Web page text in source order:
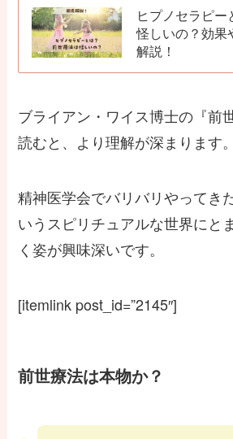
ヒプノセラピ
怪しいの？効果
解説！
ブライアン・ワイス博士の『前
読むと、より理解が深まります。
精神医学会でバリバリやってき
いうスピリチュアルな世界にと
く姿が興味深いです。
[itemlink post_id=”2145″]
前世療法は本物か？